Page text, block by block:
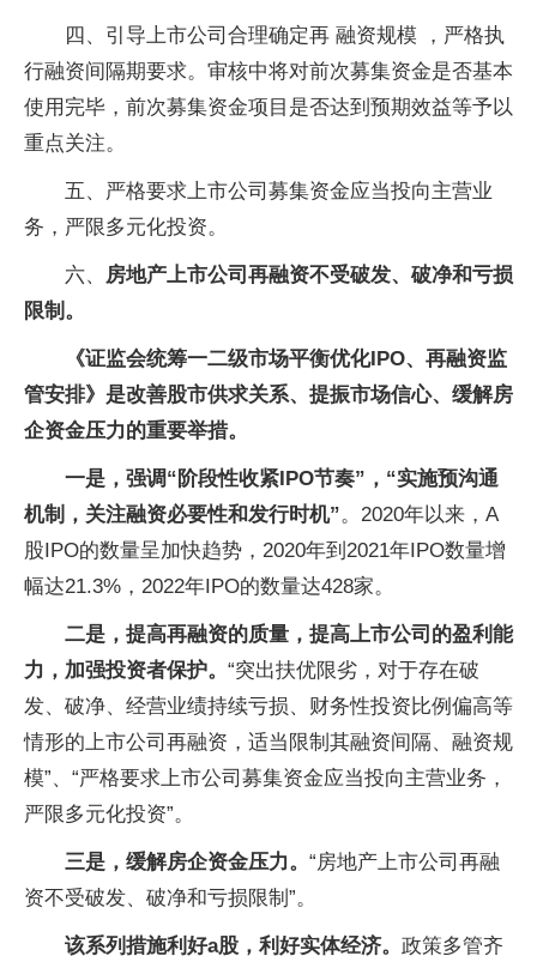
四、引导上市公司合理确定再 融资规模 ，严格执
行融资间隔期要求。审核中将对前次募集资金是否基本
使用完毕，前次募集资金项目是否达到预期效益等予以
重点关注。
五、严格要求上市公司募集资金应当投向主营业
务，严限多元化投资。
六、
房地产上市公司再融资不受破发、破净和亏损
限制。
《证监会统筹一二级市场平衡优化IPO、再融资监
管安排》是改善股市供求关系、提振市场信心、缓解房
企资金压力的重要举措。
一是， 强调“阶段性收紧IPO节奏”，“实施预沟通
机制，关注融资必要性和发行时机”。2020年以来，A
股IPO的数量呈加快趋势，2020年到2021年IPO数量增
幅达21.3%，2022年IPO的数量达428家。
二是，提高再融资的质量，提高上市公司的盈利能
力，加强投资者保护。 “突出扶优限劣，对于存在破
发、破净、经营业绩持续亏损、财务性投资比例偏高等
情形的上市公司再融资，适当限制其融资间隔、融资规
模”、“严格要求上市公司募集资金应当投向主营业务，
严限多元化投资”。
三是，缓解房企资金压力。 “房地产上市公司再融
资不受破发、破净和亏损限制”。
该系列措施利好a股，利好实体经济。 政策多管齐